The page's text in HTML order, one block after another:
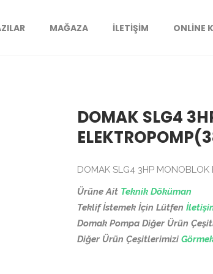
MAĞAZA İLETIŞIM ONLINE
DOMAK SLG4
DOMAK SLG4 3HP MONOBLOK
Ürüne Ait Teknik Döküman
Teklif İstemek İçin Lütfen
Domak Pompa Diğer Ürün
Diğer Ürün Çeşitlerimizi